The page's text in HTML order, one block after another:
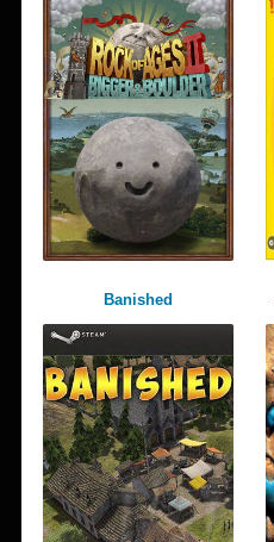
Banished